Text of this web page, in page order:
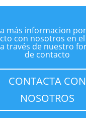
más informacion
con nosotros en el
través de nuestro
de contacto
CONTACTA CON
NOSOTROS